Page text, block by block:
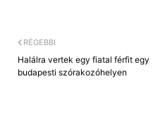
RÉGEBBI
Halálra vertek egy fiatal férfit egy
budapesti szórakozóhelyen